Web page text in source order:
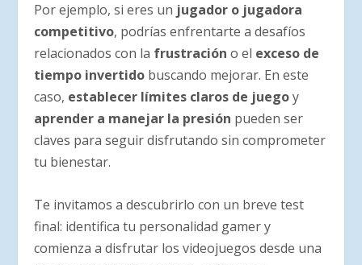
Por ejemplo, si eres un jugador o jugadora
competitivo, podrías enfrentarte a desafíos
relacionados con la frustración o el exceso de
tiempo invertido buscando mejorar. En este
caso, establecer límites claros de juegoy
aprender a manejar la presión pueden ser
claves para seguir disfrutando sin comprometer
tu bienestar.
Te invitamos a descubrirlo con un breve test
final: identifica tu personalidad gamer y
comienza a disfrutar los videojuegos desde una